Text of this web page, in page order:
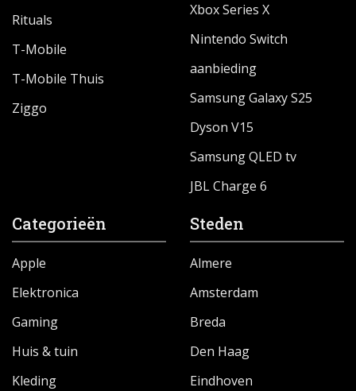
Rituals
T-Mobile
T-Mobile Thuis
Ziggo
Xbox Series X
Nintendo Switch
aanbieding
Samsung Galaxy S25
Dyson V15
Samsung QLED tv
JBL Charge 6
Categorieën
Apple
Elektronica
Gaming
Huis & tuin
Kleding
Steden
Almere
Amsterdam
Breda
Den Haag
Eindhoven